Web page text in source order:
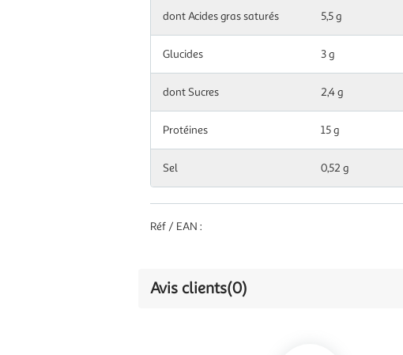
dont Acides gras saturés 5,5 g
Glucides 3 g
dont Sucres 2,4 g
Protéines 15 g
Sel 0,52 g
Réf / EAN :
Avis clients(0)